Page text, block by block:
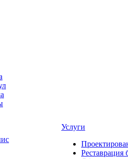
Услуги
Реставрация